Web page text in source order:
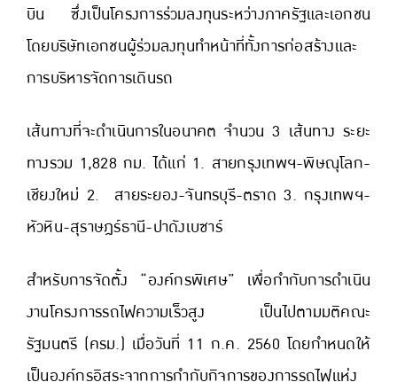
บิน ซึ่งเป็นโครงการร่วมลงทุนระหว่างภาครัฐและเอกชน
โดยบริษัทเอกชนผู้ร่วมลงทุนทำหน้าที่ทั้งการก่อสร้างและ
การบริหารจัดการเดินรถ
เส้นทางที่จะดำเนินการในอนาคต จำนวน 3 เส้นทาง ระยะ
ทางรวม 1,828 กม. ได้แก่ 1. สายกรุงเทพฯ-พิษณุโลก-
เชียงใหม่ 2. สายระยอง-จันทรบุรี-ตราด 3. กรุงเทพฯ-
หัวหิน-สุราษฎร์ธานี-ปาดังเบซาร์
สำหรับการจัดตั้ง “องค์กรพิเศษ” เพื่อกำกับการดำเนิน
งานโครงการรถไฟความเร็วสูง เป็นไปตามมติคณะ
รัฐมนตรี (ครม.) เมื่อวันที่ 11 ก.ค. 2560 โดยกำหนดให้
เป็นองค์กรอิสระจากการกำกับกิจการของการรถไฟแห่ง